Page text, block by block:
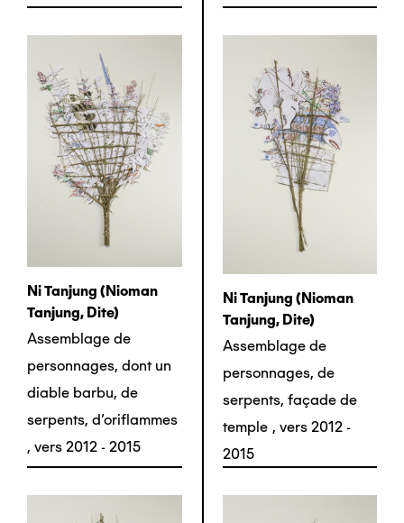
Ni Tanjung (nioman
Tanjung, Dite)
Assemblage de
personnages, dont un
diable barbu, de
serpents, d'oriflammes
, vers 2012 - 2015
Ni Tanjung (nioman
Tanjung, Dite)
Assemblage de
personnages, de
serpents, façade de
temple , vers 2012 -
2015